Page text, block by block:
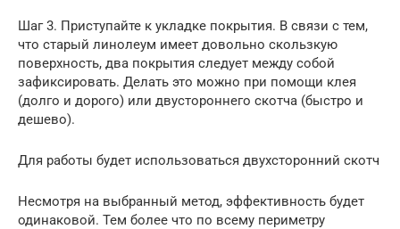
Шаг 3. Приступайте к укладке покрытия. В связи с тем,
что старый линолеум имеет довольно скользкую
поверхность, два покрытия следует между собой
зафиксировать. Делать это можно при помощи клея
(долго и дорого) или двустороннего скотча (быстро и
дешево).
Для работы будет использоваться двухсторонний скотч
Несмотря на выбранный метод, эффективность будет
одинаковой. Тем более что по всему периметру